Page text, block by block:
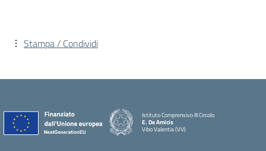
Stampa / Condividi
Istituto Comprensivo III Circolo
E. De Amicis
Vibo Valentia (VV)